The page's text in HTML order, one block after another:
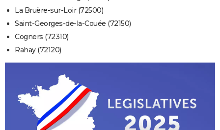
La Bruère-sur-Loir (72500)
Saint-Georges-de-la-Couée (72150)
Cogners (72310)
Rahay (72120)